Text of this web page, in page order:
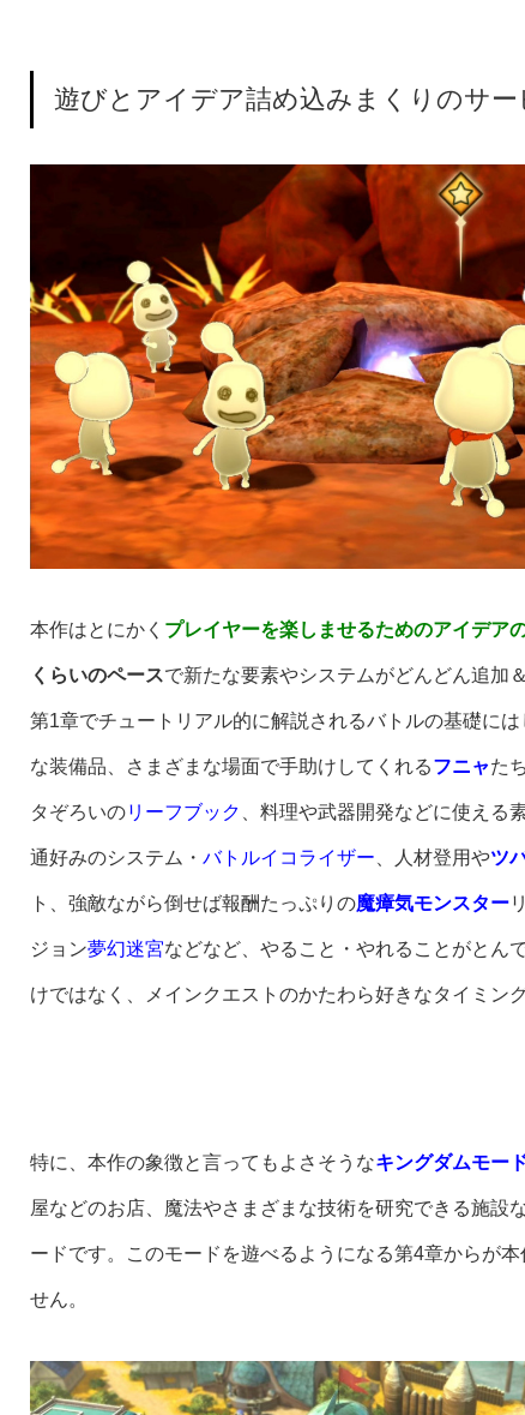
遊びとアイデア詰め込みまくりのサー
本作はとにかく プレイヤーを楽しませるためのアイデア
くらいのペースで新たな要素やシステムがどんどん追加
第1章でチュートリアル的に解説されるバトルの基礎に
な装備品、さまざまな場面で手助けしてくれるフニャた
タぞろいのリーフブック 、料理や武器開発などに使える
通好みのシステム・ バトルイコライザー、人材登用やツ
ト、強敵ながら倒せば報酬たっぷりの魔瘴気モンスター
ジョン夢幻迷宮などなど、やること・やれることがとん
けではなく、メインクエストのかたわら好きなタイミン
特に、本作の象徴と言ってもよさそうなキングダムモー
屋などのお店、魔法やさまざまな技術を研究できる施設
ードです。このモードを遊べるようになる第4章からが
せん。